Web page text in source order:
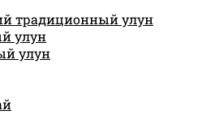
традиционный улун
улун
улун